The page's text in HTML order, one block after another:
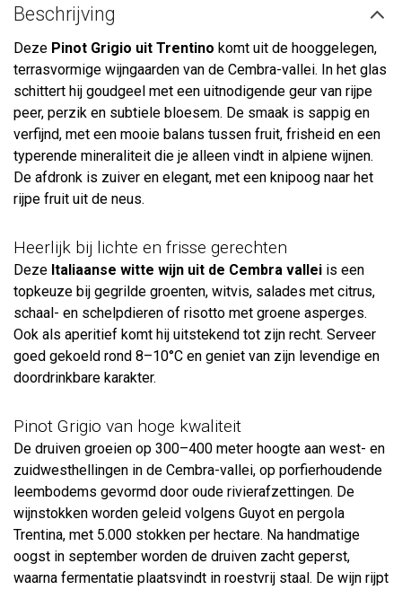
Beschrijving
Deze Pinot Grigio uit Trentino komt uit de hooggelegen,
terrasvormige wijngaarden van de Cembra-vallei. In het glas
schittert hij goudgeel met een uitnodigende geur van rijpe
peer, perzik en subtiele bloesem. De smaak is sappig en
verfijnd, met een mooie balans tussen fruit, frisheid en een
typerende mineraliteit die je alleen vindt in alpiene wijnen.
De afdronk is zuiver en elegant, met een knipoog naar het
rijpe fruit uit de neus.
Heerlijk bij lichte en frisse gerechten
Deze Italiaanse witte wijn uit de Cembra vallei is een
topkeuze bij gegrilde groenten, witvis, salades met citrus,
schaal- en schelpdieren of risotto met groene asperges.
Ook als aperitief komt hij uitstekend tot zijn recht. Serveer
goed gekoeld rond 8–10°C en geniet van zijn levendige en
doordrinkbare karakter.
Pinot Grigio van hoge kwaliteit
De druiven groeien op 300–400 meter hoogte aan west- en
zuidwesthellingen in de Cembra-vallei, op porfierhoudende
leembodems gevormd door oude rivierafzettingen. De
wijnstokken worden geleid volgens Guyot en pergola
Trentina, met 5.000 stokken per hectare. Na handmatige
oogst in september worden de druiven zacht geperst,
waarna fermentatie plaatsvindt in roestvrij staal. De wijn rijpt